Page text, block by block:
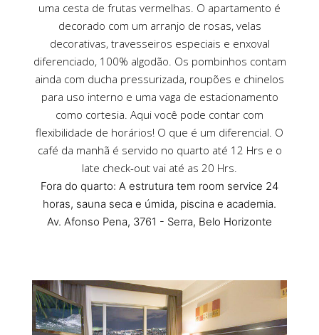
uma cesta de frutas vermelhas. O apartamento é
decorado com um arranjo de rosas, velas
decorativas, travesseiros especiais e enxoval
diferenciado, 100% algodão. Os pombinhos contam
ainda com ducha pressurizada, roupões e chinelos
para uso interno e uma vaga de estacionamento
como cortesia. Aqui você pode contar com
flexibilidade de horários! O que é um diferencial. O
café da manhã é servido no quarto até 12 Hrs e o
late check-out vai até as 20 Hrs.
Fora do quarto: A estrutura tem room service 24
horas, sauna seca e úmida, piscina e academia.
Av. Afonso Pena, 3761 - Serra, Belo Horizonte